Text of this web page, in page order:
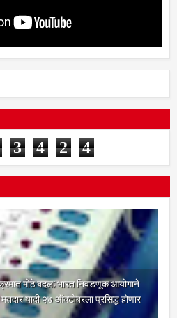
3 4 2 4
मोठे बदल; भारत निवडणूक आयोगाने
यादी २७ ऑक्टोबरला प्रसिद्ध होणार